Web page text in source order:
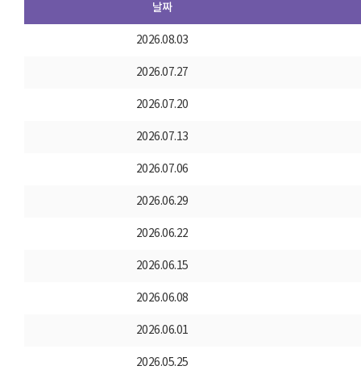
날짜
2026.08.03
2026.07.27
2026.07.20
2026.07.13
2026.07.06
2026.06.29
2026.06.22
2026.06.15
2026.06.08
2026.06.01
2026.05.25